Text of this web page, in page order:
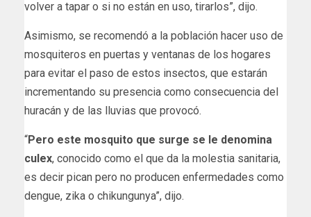
volver a tapar o si no están en uso, tirarlos”, dijo.
Asimismo, se recomendó a la población hacer uso de
mosquiteros en puertas y ventanas de los hogares
para evitar el paso de estos insectos, que estarán
incrementando su presencia como consecuencia del
huracán y de las lluvias que provocó.
“Pero este mosquito que surge se le denomina
culex, conocido como el que da la molestia sanitaria,
es decir pican pero no producen enfermedades como
dengue, zika o chikungunya”, dijo.